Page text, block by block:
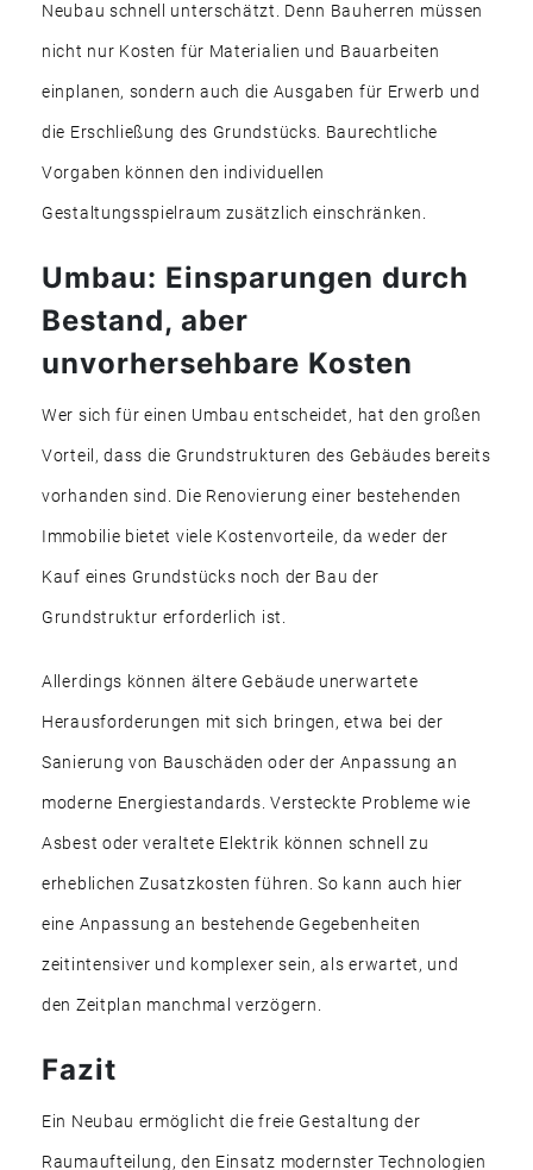
Neubau schnell unterschätzt. Denn Bauherren müssen
nicht nur Kosten für Materialien und Bauarbeiten
einplanen, sondern auch die Ausgaben für Erwerb und
die Erschließung des Grundstücks. Baurechtliche
Vorgaben können den individuellen
Gestaltungsspielraum zusätzlich einschränken.
Umbau: Einsparungen durch
Bestand, aber
unvorhersehbare Kosten
Wer sich für einen Umbau entscheidet, hat den großen
Vorteil, dass die Grundstrukturen des Gebäudes bereits
vorhanden sind. Die Renovierung einer bestehenden
Immobilie bietet viele Kostenvorteile, da weder der
Kauf eines Grundstücks noch der Bau der
Grundstruktur erforderlich ist.
Allerdings können ältere Gebäude unerwartete
Herausforderungen mit sich bringen, etwa bei der
Sanierung von Bauschäden oder der Anpassung an
moderne Energiestandards. Versteckte Probleme wie
Asbest oder veraltete Elektrik können schnell zu
erheblichen Zusatzkosten führen. So kann auch hier
eine Anpassung an bestehende Gegebenheiten
zeitintensiver und komplexer sein, als erwartet, und
den Zeitplan manchmal verzögern.
Fazit
Ein Neubau ermöglicht die freie Gestaltung der
Raumaufteilung, den Einsatz modernster Technologien